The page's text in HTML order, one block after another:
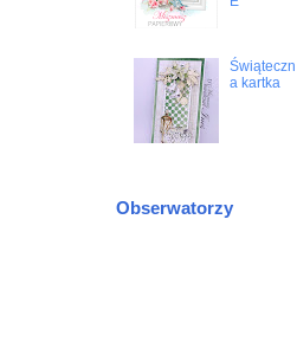
Świąteczn
a kartka
Obserwatorzy